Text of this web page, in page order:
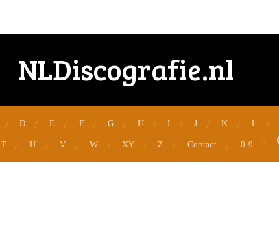
NLDiscografie.nl
D E F G H I J K L
T U V W XY Z Contact 0-9